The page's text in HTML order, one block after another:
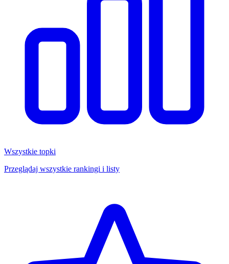
Wszystkie topki
Przeglądaj wszystkie rankingi i listy